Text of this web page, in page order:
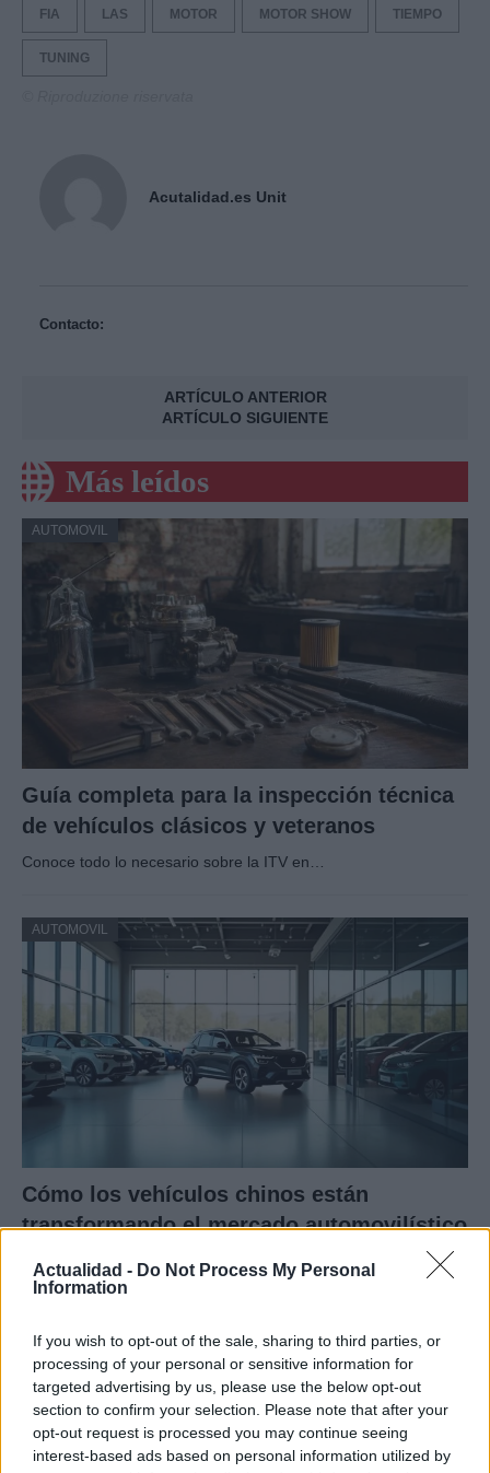
Actualidad - Do Not Process My Personal
Information
If you wish to opt-out of the sale, sharing to third parties, or
processing of your personal or sensitive information for
targeted advertising by us, please use the below opt-out
section to confirm your selection. Please note that after your
opt-out request is processed you may continue seeing
interest-based ads based on personal information utilized by
FIA LAS MOTOR MOTOR SHOW TIEMPO
TUNING
Acutalidad.es Unit
Contacto:
ARTÍCULO ANTERIOR
ARTÍCULO SIGUIENTE
Más leídos
AUTOMOVIL
Guía completa para la inspección técnica
de vehículos clásicos y veteranos
Conoce todo lo necesario sobre la ITV en…
AUTOMOVIL
Cómo los vehículos chinos están
transformando el mercado automovilístico
Los coches chinos están dominando el mercado español…
AUTOMOVIL